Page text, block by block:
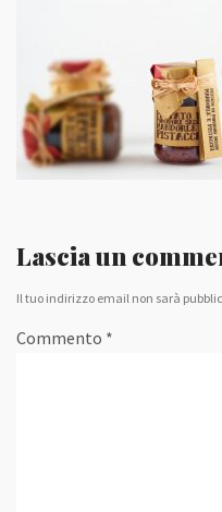
Lascia un
Il tuo indirizzo email non sarà
Commento *